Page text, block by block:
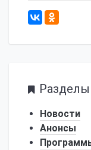
Разделы
Новости
Анонсы